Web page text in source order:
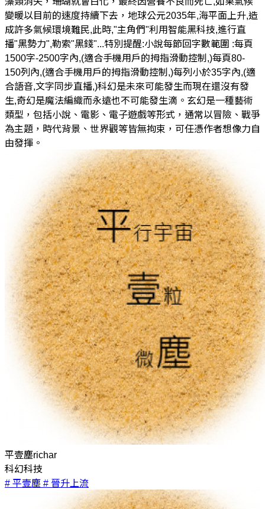
變暖以目前的速度持續下去，地球公元2035年,海平面上升,造
成許多氣候環境難民,此時,"主角們"利用智能黑科技,進行直
播"黑勢力",勒索"黑錢"...特別提醒:小說每節回字數範圍 :每頁
1500字-2500字內,(適合手機用戶的拇指滑動控制,)每頁80-
150列內,(適合手機用戶的拇指滑動控制,)每列小於35字內,(適
合語音,文字同步直播,)科幻是未來可能發生而現在還沒有發
生,奇幻是魔法編織而永遠也不可能發生滴。玄幻是一種藝術
類型，包括小說、電影、電子遊戲等形式，通常以冒險、戰爭
為主題，時代背景、世界觀等皆無拘束，可任憑作者想像力自
由發揮。
平壹塵richar
科幻科技
# 平壹塵 # 晉升上流